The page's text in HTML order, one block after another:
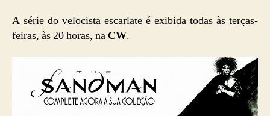
A série do velocista escarlate é exibida todas às terças-
feiras, às 20 horas, na CW.